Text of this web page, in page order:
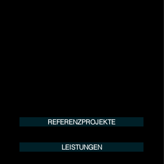
REFERENZPROJEKTE
LEISTUNGEN